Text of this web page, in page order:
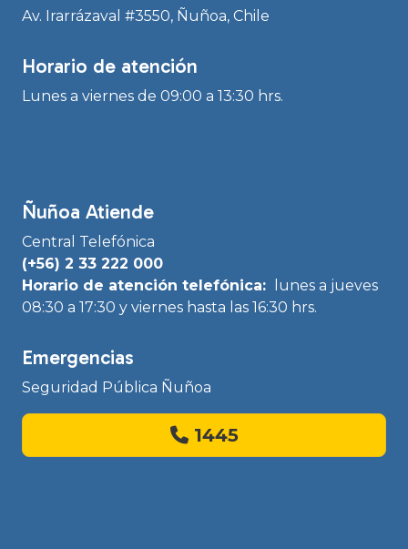
Av. Irarrázaval #3550, Ñuñoa, Chile
Horario de atención
Lunes a viernes de 09:00 a 13:30 hrs.
Ñuñoa Atiende
Central Telefónica
(+56) 2 33 222 000
Horario de atención telefónica:
lunes a jueves
08:30 a 17:30 y viernes hasta las 16:30 hrs.
Emergencias
Seguridad Pública Ñuñoa
1445